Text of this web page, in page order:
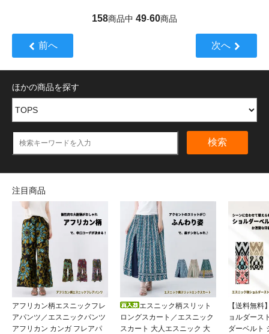
158商品中 49-60商品
前へ 次へ
ほかの商品を探す
検索
注目商品
アフリカン柄エスニックフレ
アパンツ／エスニックパンツ
アフリカン カンガ フレアパ
エスニック柄スリット
ロングスカート／エスニック
スカート 大人エスニック 大
【送料無料
ョルダース
ダーベルト